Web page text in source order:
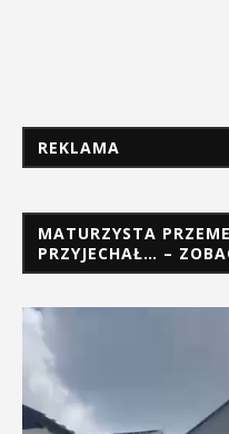
REKLAMA
MATURZYSTA
PRZYJECHAŁ… –
Odtwarzacz